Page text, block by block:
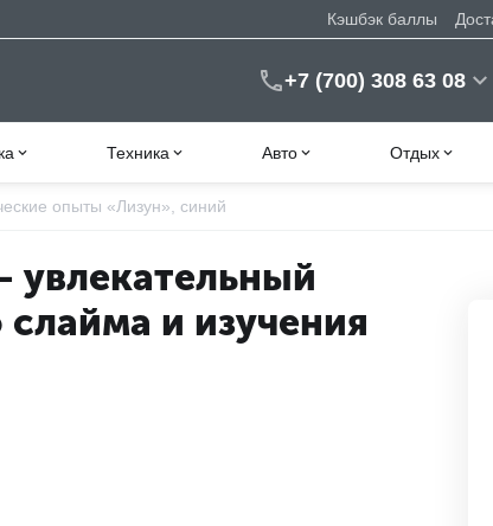
Кэшбэк баллы
+7 (700) 308 63 08
Техника Авто Отдых
опыты «Лизун», синий
и изучения